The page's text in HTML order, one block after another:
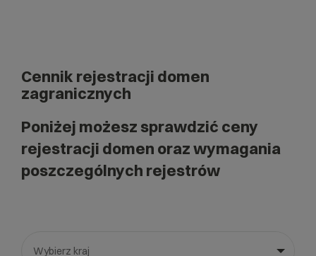
Cennik rejestracji domen
zagranicznych
Poniżej możesz sprawdzić ceny
rejestracji domen oraz wymagania
poszczególnych rejestrów
Wybierz kraj